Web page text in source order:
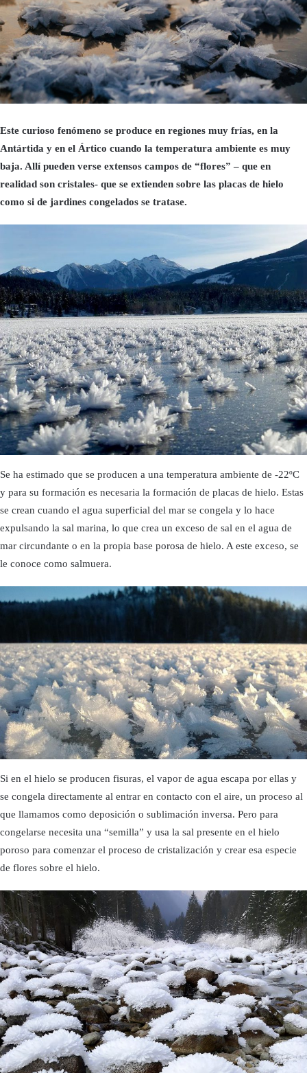
Este curioso fenómeno se produce en regiones muy frías, en la
Antártida y en el Ártico cuando la temperatura ambiente es muy
baja. Allí pueden verse extensos campos de “flores” – que en
realidad son cristales- que se extienden sobre las placas de hielo
como si de jardines congelados se tratase.
Se ha estimado que se producen a una temperatura ambiente de -22ºC
y para su formación es necesaria la formación de placas de hielo. Estas
se crean cuando el agua superficial del mar se congela y lo hace
expulsando la sal marina, lo que crea un exceso de sal en el agua de
mar circundante o en la propia base porosa de hielo. A este exceso, se
le conoce como salmuera.
Si en el hielo se producen fisuras, el vapor de agua escapa por ellas y
se congela directamente al entrar en contacto con el aire, un proceso al
que llamamos como deposición o sublimación inversa. Pero para
congelarse necesita una “semilla” y usa la sal presente en el hielo
poroso para comenzar el proceso de cristalización y crear esa especie
de flores sobre el hielo.